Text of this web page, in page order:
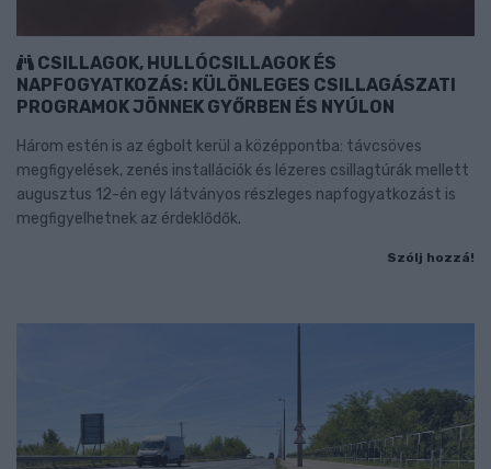
CSILLAGOK, HULLÓCSILLAGOK ÉS
NAPFOGYATKOZÁS: KÜLÖNLEGES CSILLAGÁSZATI
PROGRAMOK JÖNNEK GYŐRBEN ÉS NYÚLON
Három estén is az égbolt kerül a középpontba: távcsöves
megfigyelések, zenés installációk és lézeres csillagtúrák mellett
augusztus 12-én egy látványos részleges napfogyatkozást is
megfigyelhetnek az érdeklődők.
Szólj hozzá!